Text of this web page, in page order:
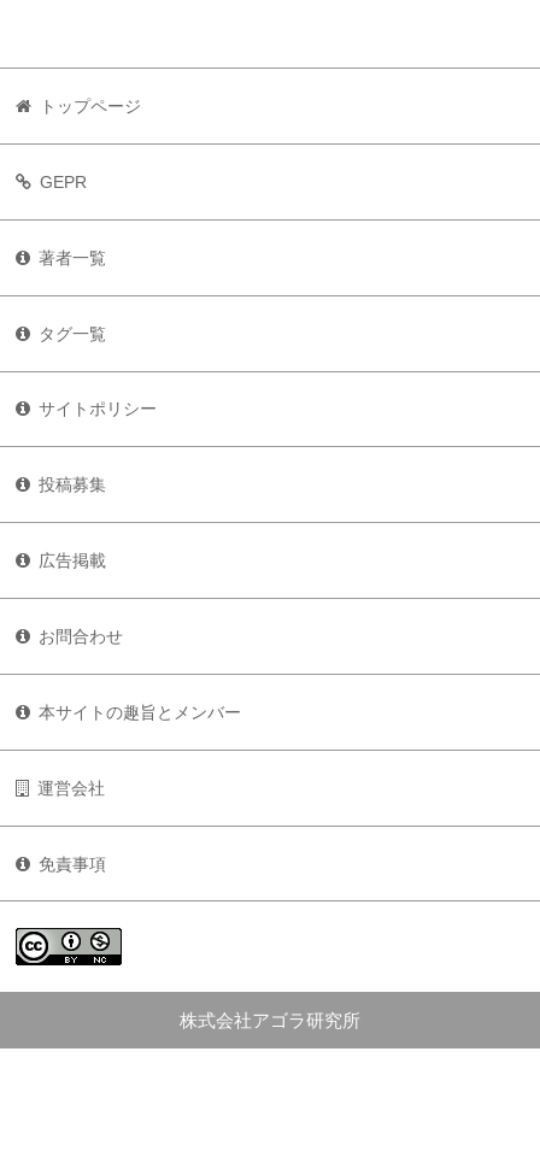
トップページ
GEPR
著者一覧
タグ一覧
サイトポリシー
投稿募集
広告掲載
お問合わせ
本サイトの趣旨とメンバー
運営会社
免責事項
株式会社アゴラ研究所